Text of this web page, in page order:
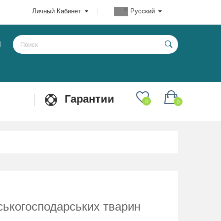
Русский
Личный Кабинет
Гарантии 0
0
тварин